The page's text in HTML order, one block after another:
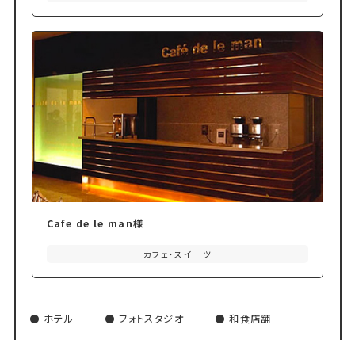
Cafe de le man様
カフェ・スイーツ
ホテル フォトスタジオ 和食店舗